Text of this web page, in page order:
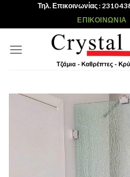
Τηλ. Επικοινωνίας : 2310
ΕΠΙΚΟΙΝΩΝΊΑ